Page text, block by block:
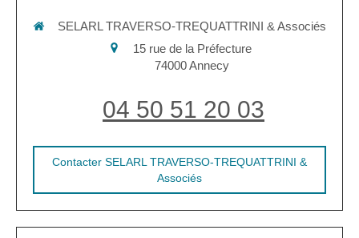
SELARL TRAVERSO-TREQUATTRINI & Associés
15 rue de la Préfecture
74000Annecy
04 50 51 20 03
Contacter SELARL TRAVERSO-TREQUATTRINI &
Associés